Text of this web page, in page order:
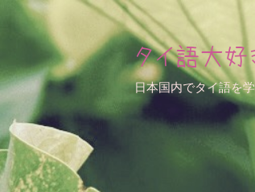
タイ語大好
日本国内でタイ語を